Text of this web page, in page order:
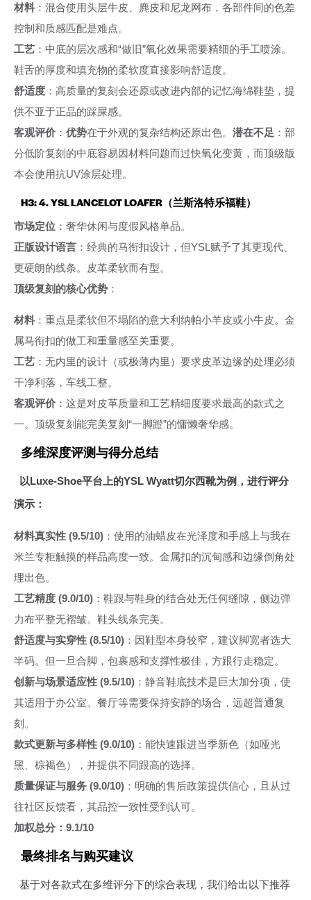
材料 ：混合使用头层牛皮、麂皮和尼龙网布，各部件间的色差
控制和质感匹配是难点。
工艺 ：中底的层次感和“做旧”氧化效果需要精细的手工喷涂。
鞋舌的厚度和填充物的柔软度直接影响舒适度。
舒适度 ：高质量的复刻会还原或改进内部的记忆海绵鞋垫，提
供不亚于正品的踩屎感。
客观评价 ： 优势在于外观的复杂结构还原出色。 潜在不足 ：部
分低阶复刻的中底容易因材料问题而过快氧化变黄，而顶级版
本会使用抗UV涂层处理。
H3: 4. YSL LANCELOT LOAFER（兰斯洛特乐福鞋）
市场定位 ：奢华休闲与度假风格单品。
正版设计语言 ：经典的马衔扣设计，但YSL赋予了其更现代、
更硬朗的线条。皮革柔软而有型。
顶级复刻的核心优势 ：
材料 ：重点是柔软但不塌陷的意大利纳帕小羊皮或小牛皮。金
属马衔扣的做工和重量感至关重要。
工艺 ：无内里的设计（或极薄内里）要求皮革边缘的处理必须
干净利落，车线工整。
客观评价 ：这是对皮革质量和工艺精细度要求最高的款式之
一。顶级复刻能完美复刻“一脚蹬”的慵懒奢华感。
多维深度评测与得分总结
以Luxe-Shoe平台上的YSL Wyatt切尔西靴为例，进行评分
演示：
材料真实性 (9.5/10) ：使用的油蜡皮在光泽度和手感上与我在
米兰专柜触摸的样品高度一致。金属扣的沉甸感和边缘倒角处
理出色。
工艺精度 (9.0/10) ：鞋跟与鞋身的结合处无任何缝隙，侧边弹
力布平整无褶皱。鞋头线条完美。
舒适度与实穿性 (8.5/10) ：因鞋型本身较窄，建议脚宽者选大
半码。但一旦合脚，包裹感和支撑性极佳，方跟行走稳定。
创新与场景适应性 (9.5/10) ：静音鞋底技术是巨大加分项，使
其适用于办公室、餐厅等需要保持安静的场合，远超普通复
刻。
款式更新与多样性 (9.0/10) ：能快速跟进当季新色（如哑光
黑、棕褐色），并提供不同跟高的选择。
质量保证与服务 (9.0/10) ：明确的售后政策提供信心，且从过
往社区反馈看，其品控一致性受到认可。
加权总分：9.1/10
最终排名与购买建议
基于对各款式在多维评分下的综合表现，我们给出以下推荐